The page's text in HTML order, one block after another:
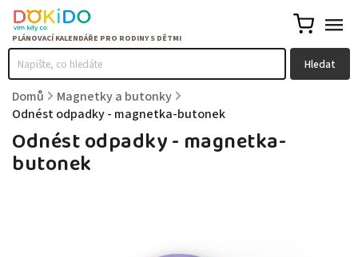
Hledat
Domů / Magnetky a butonky /
Odnést odpadky - magnetka-butonek
Odnést odpadky - magnetka-
butonek